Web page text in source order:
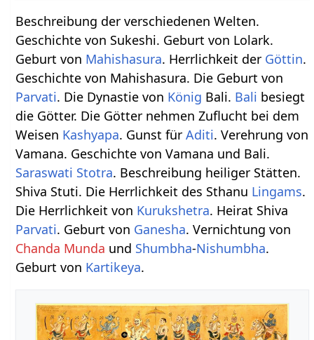
Beschreibung der verschiedenen Welten.
Geschichte von Sukeshi. Geburt von Lolark.
Geburt von Mahishasura. Herrlichkeit der Göttin.
Geschichte von Mahishasura. Die Geburt von
Parvati. Die Dynastie von König Bali. Bali besiegt
die Götter. Die Götter nehmen Zuflucht bei dem
Weisen Kashyapa. Gunst fürAditi. Verehrung von
Vamana. Geschichte von Vamana und Bali.
Saraswati Stotra. Beschreibung heiliger Stätten.
Shiva Stuti. Die Herrlichkeit des Sthanu Lingams.
Die Herrlichkeit von Kurukshetra. Heirat Shiva
Parvati. Geburt von Ganesha. Vernichtung von
Chanda Munda und Shumbha-Nishumbha.
Geburt von Kartikeya.